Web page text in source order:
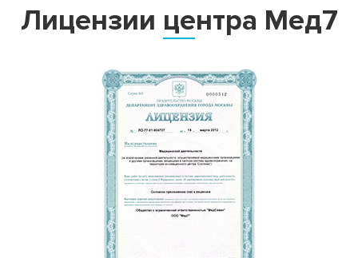
Лицензии центра Мед7